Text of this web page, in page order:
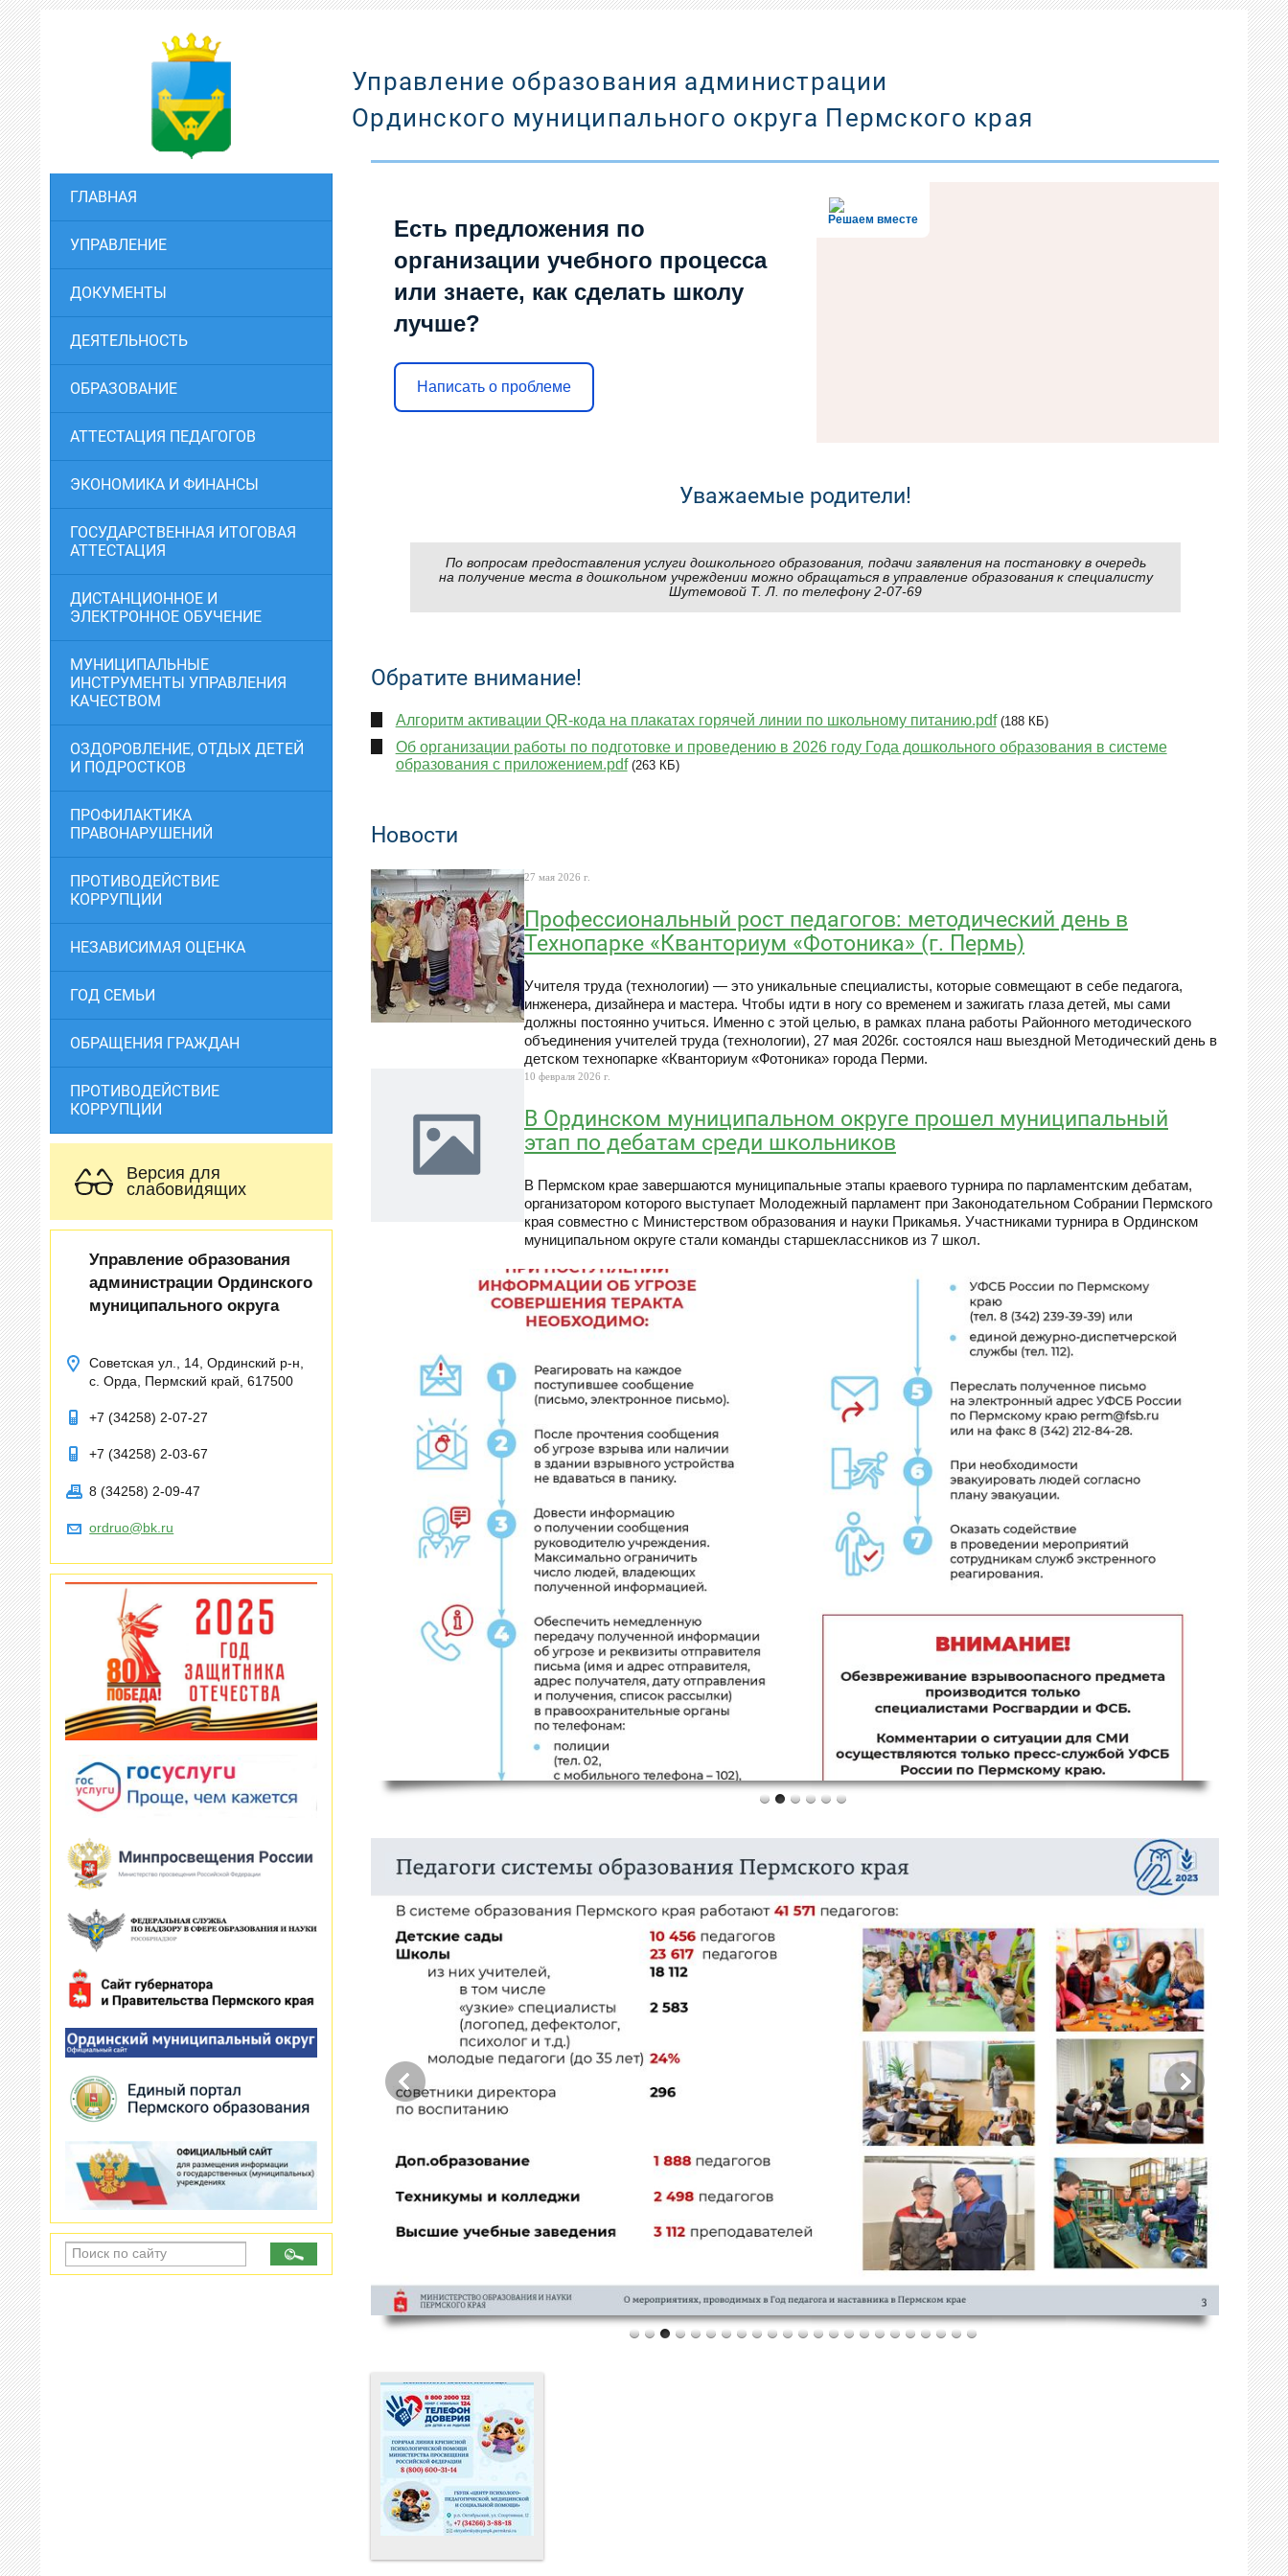
ГЛАВНАЯ
УПРАВЛЕНИЕ
ДОКУМЕНТЫ
ДЕЯТЕЛЬНОСТЬ
ОБРАЗОВАНИЕ
АТТЕСТАЦИЯ ПЕДАГОГОВ
ЭКОНОМИКА И ФИНАНСЫ
ГОСУДАРСТВЕННАЯ ИТОГОВАЯ
АТТЕСТАЦИЯ
ДИСТАНЦИОННОЕ И
ЭЛЕКТРОННОЕ ОБУЧЕНИЕ
МУНИЦИПАЛЬНЫЕ
ИНСТРУМЕНТЫ УПРАВЛЕНИЯ
КАЧЕСТВОМ
ОЗДОРОВЛЕНИЕ, ОТДЫХ ДЕТЕЙ
И ПОДРОСТКОВ
ПРОФИЛАКТИКА
ПРАВОНАРУШЕНИЙ
ПРОТИВОДЕЙСТВИЕ
КОРРУПЦИИ
НЕЗАВИСИМАЯ ОЦЕНКА
ГОД СЕМЬИ
ОБРАЩЕНИЯ ГРАЖДАН
ПРОТИВОДЕЙСТВИЕ
КОРРУПЦИИ
Версия для
слабовидящих
Управление образования
администрации Ординского
муниципального округа
Советская ул., 14, Ординский р-н,
с. Орда, Пермский край, 617500
+7 (34258) 2-07-27
+7 (34258) 2-03-67
8 (34258) 2-09-47
ordruo@bk.ru
Управление образования администрации
Ординского муниципального округа Пермского края
Решаем вместе
Есть предложения по
организации учебного процесса
или знаете, как сделать школу
лучше?
Написать о проблеме
Уважаемые родители!
По вопросам предоставления услуги дошкольного образования, подачи заявления на постановку в очередь
на получение места в дошкольном учреждении можно обращаться в управление образования к специалисту
Шутемовой Т. Л. по телефону 2-07-69
Обратите внимание!
Алгоритм активации QR-кода на плакатах горячей линии по школьному питанию.pdf (188 КБ)
Об организации работы по подготовке и проведению в 2026 году Года дошкольного образования в системе
образования с приложением.pdf (263 КБ)
Новости
27 мая 2026 г.
Профессиональный рост педагогов: методический день в
Технопарке «Кванториум «Фотоника» (г. Пермь)
Учителя труда (технологии) — это уникальные специалисты, которые совмещают в себе педагога,
инженера, дизайнера и мастера. Чтобы идти в ногу со временем и зажигать глаза детей, мы сами
должны постоянно учиться. Именно с этой целью, в рамках плана работы Районного методического
объединения учителей труда (технологии), 27 мая 2026г. состоялся наш выездной Методический день в
детском технопарке «Кванториум «Фотоника» города Перми.
10 февраля 2026 г.
В Ординском муниципальном округе прошел муниципальный
этап по дебатам среди школьников
В Пермском крае завершаются муниципальные этапы краевого турнира по парламентским дебатам,
организатором которого выступает Молодежный парламент при Законодательном Собрании Пермского
края совместно с Министерством образования и науки Прикамья. Участниками турнира в Ординском
муниципальном округе стали команды старшеклассников из 7 школ.